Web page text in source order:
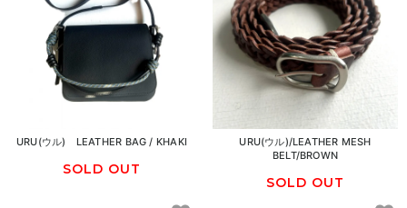
URU(ウル) LEATHER BAG / KHAKI
SOLD OUT
URU(ウル)/LEATHER MESH
BELT/BROWN
SOLD OUT